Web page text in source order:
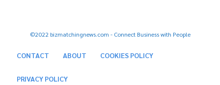
©2022 bizmatchingnews.com - Connect Business with People
CONTACT ABOUT COOKIES POLICY
PRIVACY POLICY